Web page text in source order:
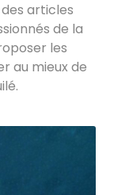
articles
de la
les
au mieux de